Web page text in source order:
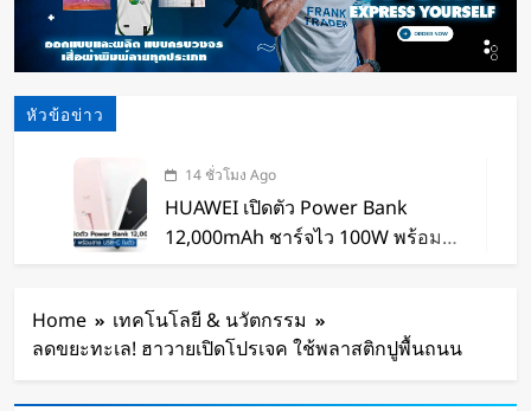
หัวข้อข่าว
14 ชั่วโมง Ago
HUAWEI เปิดตัว Power Bank
12,000mAh ชาร์จไว 100W พร้อม
จากโชว์เทคโนโลยีสู่การทำงานจริง
Home
เทคโนโลยี & นวัตกรรม
ลดขยะทะเล! ฮาวายเปิดโปรเจค ใช้พลาสติกปูพื้นถนน